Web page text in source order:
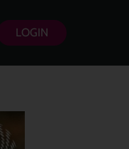
LOGIN